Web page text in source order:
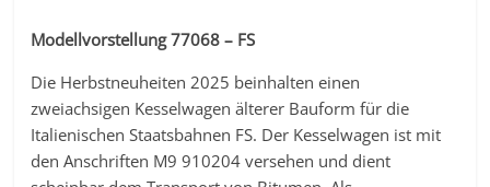
Modellvorstellung 77068 – FS
Die Herbstneuheiten 2025 beinhalten einen
zweiachsigen Kesselwagen älterer Bauform für die
Italienischen Staatsbahnen FS. Der Kesselwagen ist mit
den Anschriften M9 910204 versehen und dient